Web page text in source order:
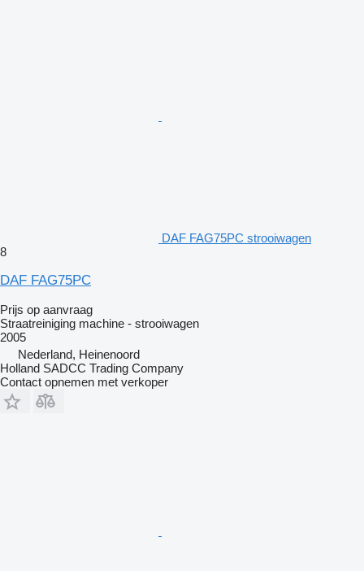
DAF FAG75PC strooiwagen
8
DAF FAG75PC
Prijs op aanvraag
Straatreiniging machine - strooiwagen
2005
Nederland, Heinenoord
Holland SADCC Trading Company
Contact opnemen met verkoper